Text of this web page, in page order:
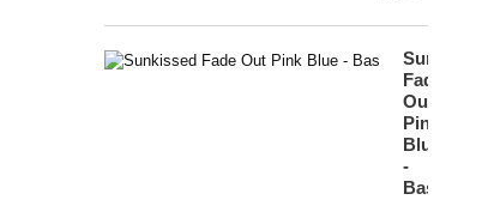
Sunkissed
Fade
Out
Pink
Blue
-
Bas